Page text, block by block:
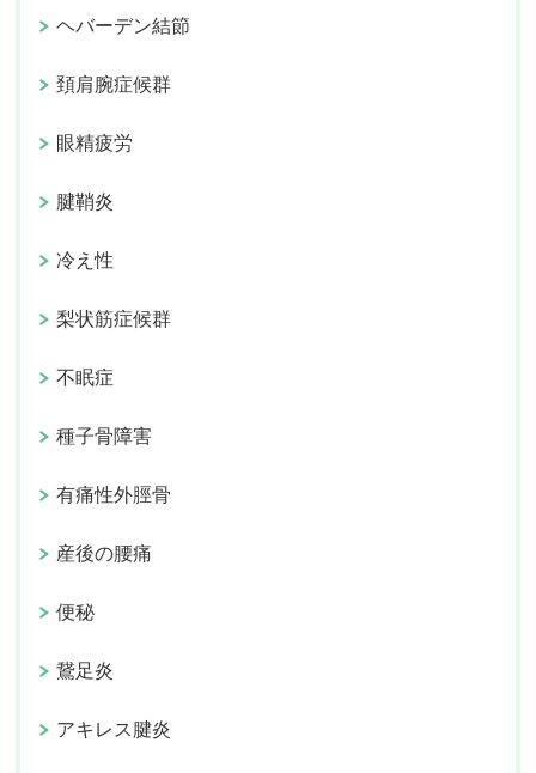
ヘバーデン結節
頚肩腕症候群
眼精疲労
腱鞘炎
冷え性
梨状筋症候群
不眠症
種子骨障害
有痛性外脛骨
産後の腰痛
便秘
鵞足炎
アキレス腱炎